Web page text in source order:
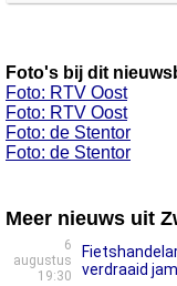
Foto's bij dit
Foto: RTV Oost
Foto: RTV Oost
Foto: de Stentor
Foto: de Stentor
Meer nieuws uit
6
augustus
19:30
verdraaid